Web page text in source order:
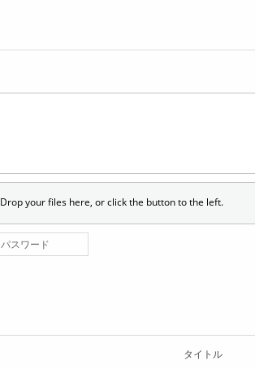
Drop your files here, or click the button to the left.
パスワード
タイトル